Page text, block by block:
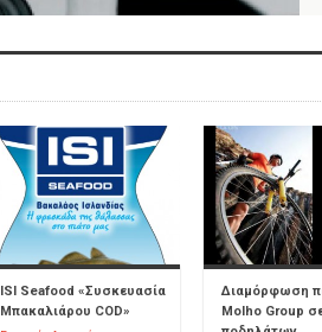
ISI Seafood «Συσκευασία
Μπακαλιάρου COD»
Διαμόρφωση
Molho Group